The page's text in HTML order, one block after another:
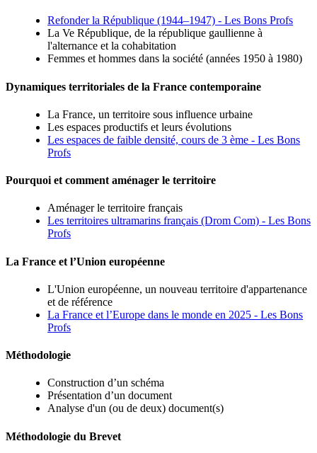
Refonder la République (1944–1947) - Les Bons Profs
La Ve République, de la république gaullienne à
l'alternance et la cohabitation
Femmes et hommes dans la société (années 1950 à 1980)
Dynamiques territoriales de la France contemporaine
La France, un territoire sous influence urbaine
Les espaces productifs et leurs évolutions
Les espaces de faible densité, cours de 3 ème - Les Bons
Profs
Pourquoi et comment aménager le territoire
Aménager le territoire français
Les territoires ultramarins français (Drom Com) - Les Bons
Profs
La France et l’Union européenne
L'Union européenne, un nouveau territoire d'appartenance
et de référence
La France et l’Europe dans le monde en 2025 - Les Bons
Profs
Méthodologie
Construction d’un schéma
Présentation d’un document
Analyse d'un (ou de deux) document(s)
Méthodologie du Brevet